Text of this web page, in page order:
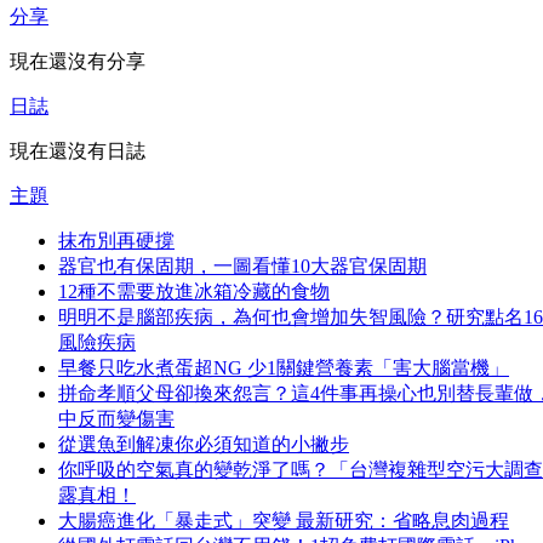
分享
現在還沒有分享
日誌
現在還沒有日誌
主題
抹布別再硬撐
器官也有保固期，一圖看懂10大器官保固期
12種不需要放進冰箱冷藏的食物
明明不是腦部疾病，為何也會增加失智風險？研究點名
風險疾病
早餐只吃水煮蛋超NG 少1關鍵營養素「害大腦當機」
拼命孝順父母卻換來怨言？這4件事再操心也別替長輩做
中反而變傷害
從選魚到解凍你必須知道的小撇步
你呼吸的空氣真的變乾淨了嗎？「台灣複雜型空污大調
露真相！
大腸癌進化「暴走式」突變 最新研究：省略息肉過程